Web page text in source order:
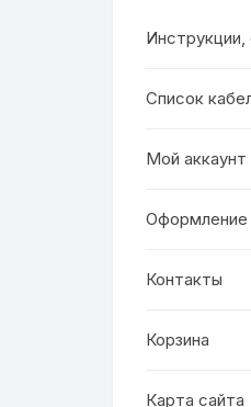
Список
Мой аккаунт
Оформление
Контакты
Корзина
Карта сайта